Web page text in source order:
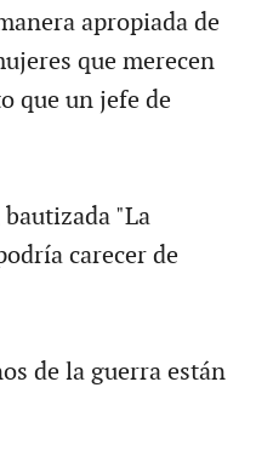
apropiada de
que merecen
que un jefe de
"La
carecer de
de la guerra están